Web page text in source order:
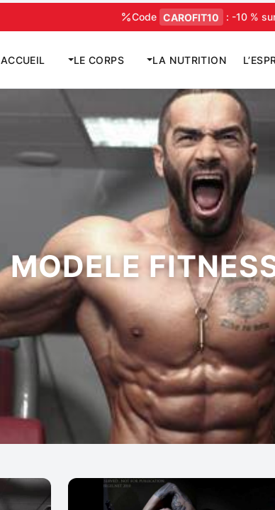
Aller
au
Code CAROFIT10 : -10 % sur
ACCUEIL LE CORPS LA NUTRITION
MODELE